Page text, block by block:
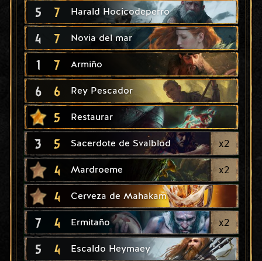
5 7 Harald Hocicodeperro
4 7 Novia del mar
1 7 Armiño
6 6 Rey Pescador
5 Restaurar
3 5 Sacerdote de Svalblod x2
4 Mardroeme x2
4 Cerveza de Mahakam
7 4 Ermitaño x2
5 4 Escaldo Heymaey